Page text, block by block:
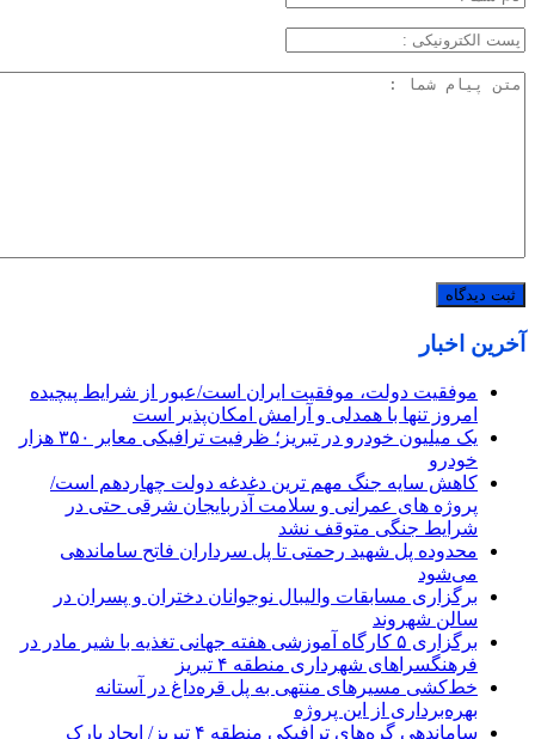
آخرین اخبار
موفقیت دولت، موفقیت ایران است/عبور از شرایط پیچیده
امروز تنها با همدلی و آرامش امکان‌پذیر است
یک میلیون خودرو در تبریز؛ ظرفیت ترافیکی معابر ۳۵۰ هزار
خودرو
کاهش سایه جنگ مهم ‌ترین دغدغه دولت چهاردهم است/
پروژه ‌های عمرانی و سلامت آذربایجان شرقی حتی در
شرایط جنگی متوقف نشد
محدوده پل شهید رحمتی تا پل سرداران فاتح ساماندهی
می‌شود
برگزاری مسابقات والیبال نوجوانان دختران و پسران در
سالن شهروند
برگزاری ۵ کارگاه آموزشی هفته جهانی تغذیه با شیر مادر در
فرهنگسراهای شهرداری منطقه ۴ تبریز
خط‌کشی مسیرهای منتهی به پل قره‌داغ در آستانه
بهره‌برداری از این پروژه
ساماندهی گره‌های ترافیکی منطقه ۴ تبریز/ ایجاد پارک